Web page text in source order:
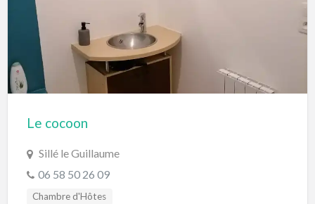
Le cocoon
Sillé le Guillaume
06 58 50 26 09
Chambre d'Hôtes